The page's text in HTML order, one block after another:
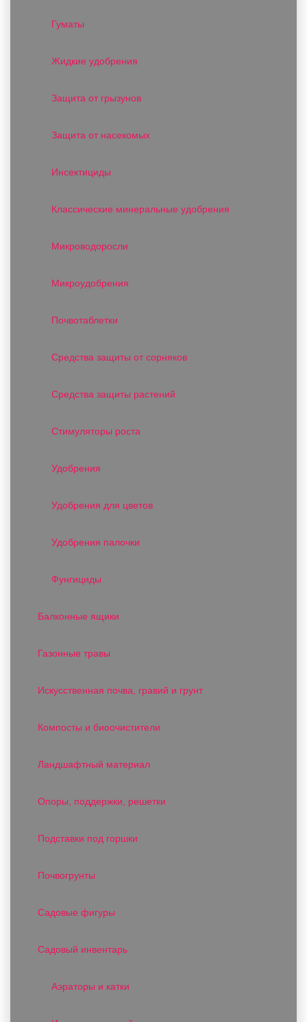
Гуматы
Жидкие удобрения
Защита от грызунов
Защита от насекомых
Инсектициды
Классические минеральные удобрения
Микроводоросли
Микроудобрения
Почвотаблетки
Средства защиты от сорняков
Средства защиты растений
Стимуляторы роста
Удобрения
Удобрения для цветов
Удобрения палочки
Фунгициды
Балконные ящики
Газонные травы
Искусственная почва, гравий и грунт
Компосты и биоочистители
Ландшафтный материал
Опоры, поддержки, решетки
Подставки под горшки
Почвогрунты
Садовые фигуры
Садовый инвентарь
Аэраторы и катки